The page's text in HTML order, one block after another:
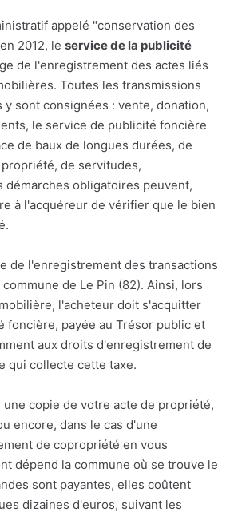
appelé "conservation des
2012, le service de la publicité
de l'enregistrement des actes liés
Toutes les transmissions
sont consignées : vente, donation,
le service de publicité foncière
de baux de longues durées, de
de servitudes,
démarches obligatoires peuvent,
à l'acquéreur de vérifier que le bien
de l'enregistrement des transactions
de Le Pin (82). Ainsi, lors
l'acheteur doit s'acquitter
foncière, payée au Trésor public et
aux droits d'enregistrement de
qui collecte cette taxe.
copie de votre acte de propriété,
encore, dans le cas d'une
de copropriété en vous
dépend la commune où se trouve le
sont payantes, elles coûtent
dizaines d'euros, suivant les